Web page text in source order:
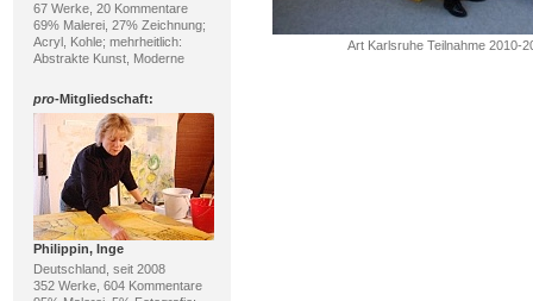
67 Werke, 20 Kommentare
69% Malerei, 27% Zeichnung;
Acryl, Kohle; mehrheitlich:
Abstrakte Kunst, Moderne
pro-Mitgliedschaft:
Philippin, Inge
Deutschland, seit 2008
352 Werke, 604 Kommentare
Art Karlsruhe Teilnahme 2010-